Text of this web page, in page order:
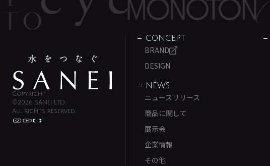
Copyright
©2026 SANEI LTD.
All rights reserved.
CONCEPT
BRAND
DESIGN
NEWS
ニュースリリース
商品に関して
展示会
企業情報
その他